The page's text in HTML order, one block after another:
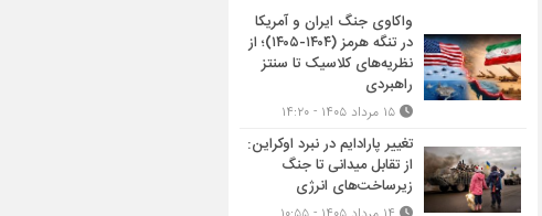
واکاوی جنگ ایران و آمریکا
در تنگه هرمز (۱۴۰۴-۱۴۰۵)؛ از
نظریه‌های کلاسیک تا سنتز
راهبردی
تغییر پارادایم در نبرد اوکراین:
از تقابل میدانی تا جنگ
زیرساخت‌های انرژی